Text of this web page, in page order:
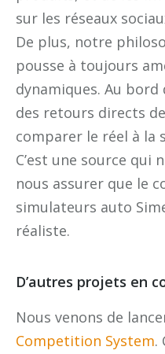
sur les réseaux
De plus, notre
pousse à toujours
dynamiques. Au
des retours directs
comparer le réel à la
C’est une source qui
nous assurer que le
simulateurs auto
réaliste.
D’autres projets en
Nous venons de
Competition System.